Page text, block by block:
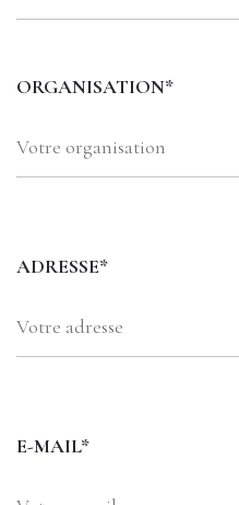
ORGANISATION*
ADRESSE*
E-MAIL*